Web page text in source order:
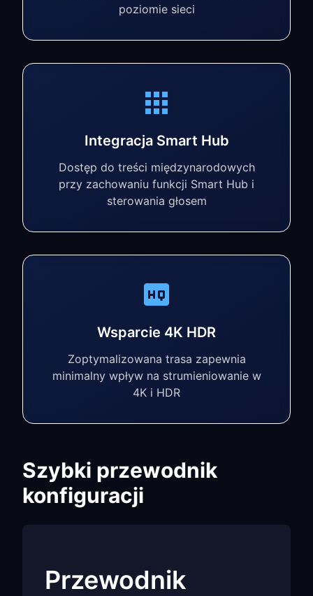
poziomie sieci
Integracja Smart Hub
Dostęp do treści międzynarodowych
przy zachowaniu funkcji Smart Hub i
sterowania głosem
Wsparcie 4K HDR
Zoptymalizowana trasa zapewnia
minimalny wpływ na strumieniowanie w
4K i HDR
Szybki przewodnik
konfiguracji
Przewodnik